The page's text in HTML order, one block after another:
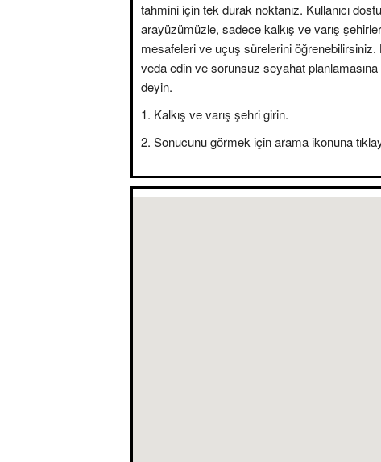
tahmini için tek durak noktanız. Kullanıcı dostu
arayüzümüzle, sadece kalkış ve varış
mesafeleri ve uçuş sürelerini öğrenebilirsiniz.
veda edin ve sorunsuz seyahat
deyin.
Kalkış ve varış şehri girin.
Sonucunu görmek için arama ikonuna